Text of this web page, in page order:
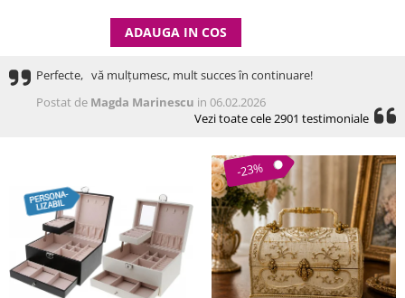
ADAUGA IN COS
Perfecte, vă mulțumesc, mult succes în continuare!
Postat de Magda Marinescu in 06.02.2026
Vezi toate cele 2901 testimoniale
-23%